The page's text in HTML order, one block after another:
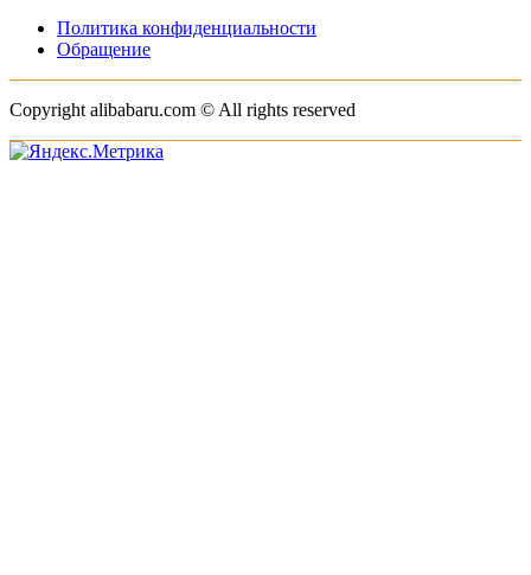
Политика конфиденциальности
Обращение
Copyright alibabaru.com © All rights reserved